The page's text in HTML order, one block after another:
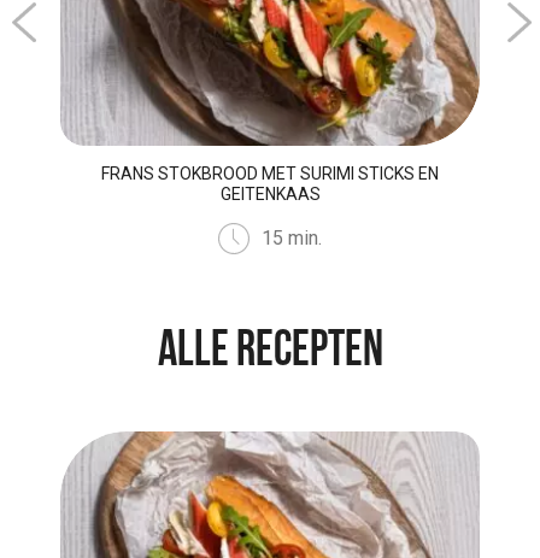
FRANS STOKBROOD MET SURIMI STICKS EN
GEITENKAAS
15 min.
Alle recepten